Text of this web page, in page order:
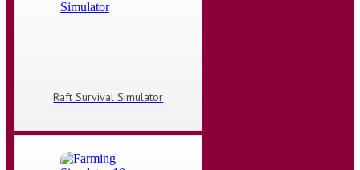
Raft Survival Simulator